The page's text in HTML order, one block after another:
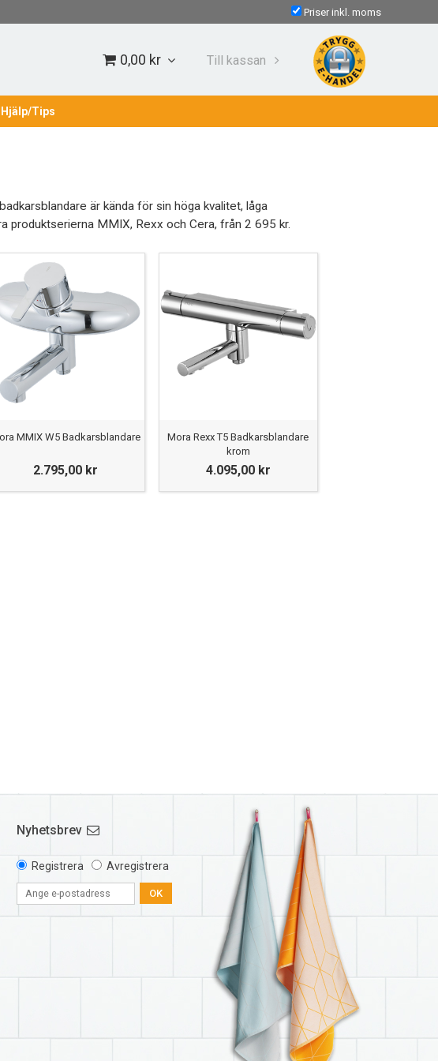
Priser inkl. moms
0,00 kr Till kassan
Hjälp/Tips
är kända för sin höga kvalitet, låga
produktserierna MMIX, Rexx och Cera, från 2 695 kr.
MMIX W5 Badkarsblandare
2.795,00 kr
Mora Rexx T5 Badkarsblandare
krom
4.095,00 kr
Nyhetsbrev
Registrera Avregistrera
OK